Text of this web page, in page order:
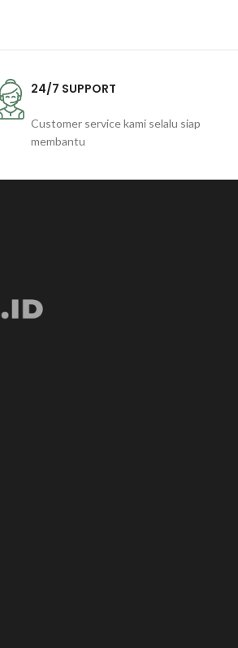
24/7 SUPPORT
Customer service kami selalu siap
membantu